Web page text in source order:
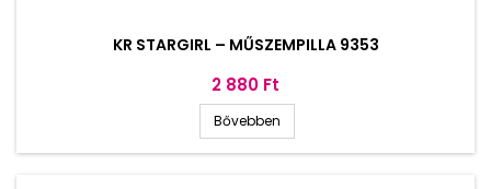
KR STARGIRL – MŰSZEMPILLA 9353
Ár
2 880 Ft
Bővebben